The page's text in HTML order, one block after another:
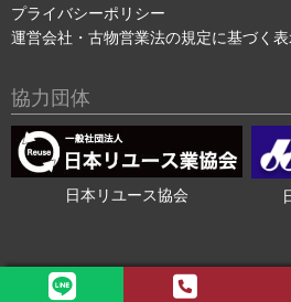
プライバシーポリシー
運営会社・古物営業法の規定に基づく
協力団体
日本リユース協会
2015-2026 © 色石・宝石